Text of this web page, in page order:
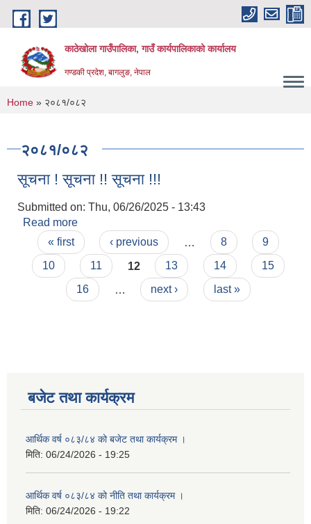
Skip to main content
काठेखोला गाउँपालिका, गाउँ कार्यपालिकाको कार्यालय
गण्डकी प्रदेश, बागलुङ, नेपाल
You are here
Home » २०८१/०८२
२०८१/०८२
सूचना ! सूचना !! सूचना !!!
Submitted on: Thu, 06/26/2025 - 13:43
Read more
Pages
« first ‹ previous 8
9
10
11 12 13 14
15
16
next › last »
बजेट तथा कार्यक्रम
आर्थिक वर्ष ०८३/८४ को बजेट तथा कार्यक्रम ।
मिति: 06/24/2026 - 19:25
आर्थिक वर्ष ०८३/८४ को नीति तथा कार्यक्रम ।
मिति: 06/24/2026 - 19:22